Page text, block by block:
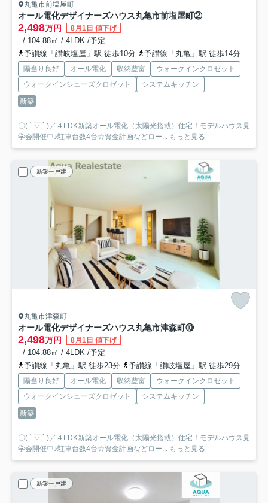
丸亀市前塩屋町
オール電化デザイナーズハウス丸亀市前塩屋町②
2,498万円 8月1日 値下げ
- / 104.88㎡ / 4LDK /予定
予讃線「讃岐塩屋」駅 徒歩10分
予讃線「丸亀」駅 徒歩14分
陽当り良好 オール電化 収納豊富
ウォークインクロゼット
ウォークインシューズクロゼット
システムキッチン
新築
〇( ´ ▽ ` )／４LDK新築オール電化（太陽光搭載）住宅！モデルハウス見
学会開催中♪駐車台数4台☆資金計画などロー... もっと見る
新築一戸建
丸亀市津森町
オール電化デザイナーズハウス丸亀市津森町⑩
2,498万円 8月1日 値下げ
- / 104.88㎡ / 4LDK /予定
予讃線「丸亀」駅 徒歩23分
予讃線「讃岐塩屋」駅 徒歩29分
陽当り良好 オール電化 収納豊富
ウォークインクロゼット
ウォークインシューズクロゼット
システムキッチン
新築
〇( ´ ▽ ` )／４LDK新築オール電化（太陽光搭載）住宅！モデルハウス見
学会開催中♪駐車台数4台☆資金計画などロー... もっと見る
新築一戸建